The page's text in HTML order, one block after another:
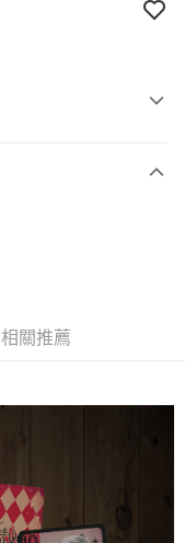
相關推薦